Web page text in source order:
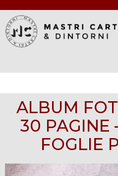
ALBUM
30 PAGINE
FOGLIE